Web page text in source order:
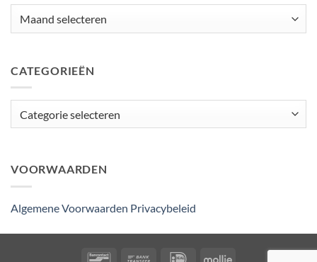
CATEGORIEËN
VOORWAARDEN
Algemene Voorwaarden Privacybeleid
BancontactBank IDeal Mollie